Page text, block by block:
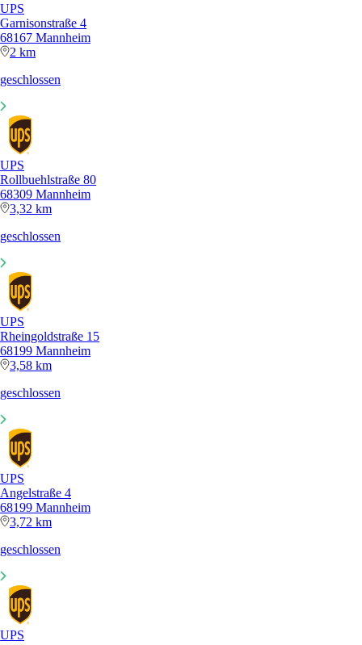
UPS
Garnisonstraße 4
68167 Mannheim
2 km
geschlossen
UPS
Rollbuehlstraße 80
68309 Mannheim
3,32 km
geschlossen
UPS
Rheingoldstraße 15
68199 Mannheim
3,58 km
geschlossen
UPS
Angelstraße 4
68199 Mannheim
3,72 km
geschlossen
UPS